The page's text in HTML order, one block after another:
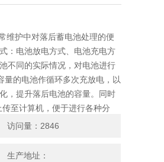
维护中对落后蓄电池处理的便
：电池放电方式、电池充电方
不同的实际情况，对电池进行
的电池作循环多次充放电，以
，提升落后电池的容量。同时
至计算机，便于进行各种分
访问量：2846
生产地址：